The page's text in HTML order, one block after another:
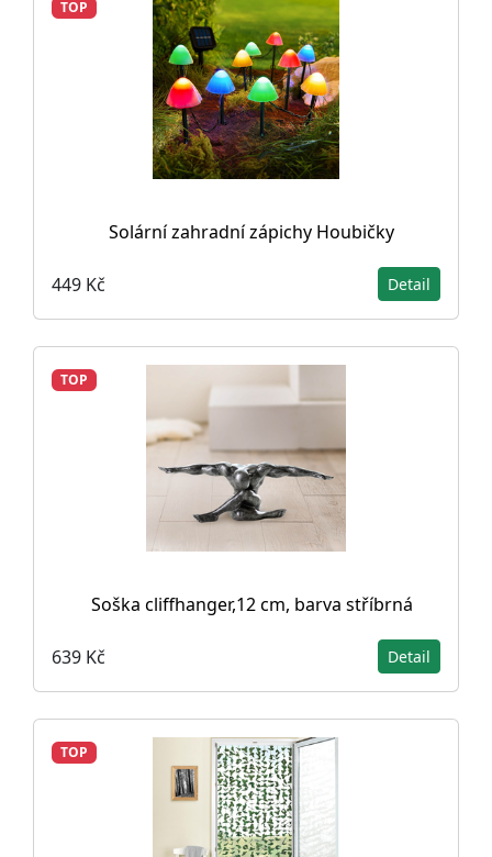
TOP
Solární zahradní zápichy Houbičky
449 Kč Detail
TOP
Soška cliffhanger,12 cm, barva stříbrná
639 Kč Detail
TOP